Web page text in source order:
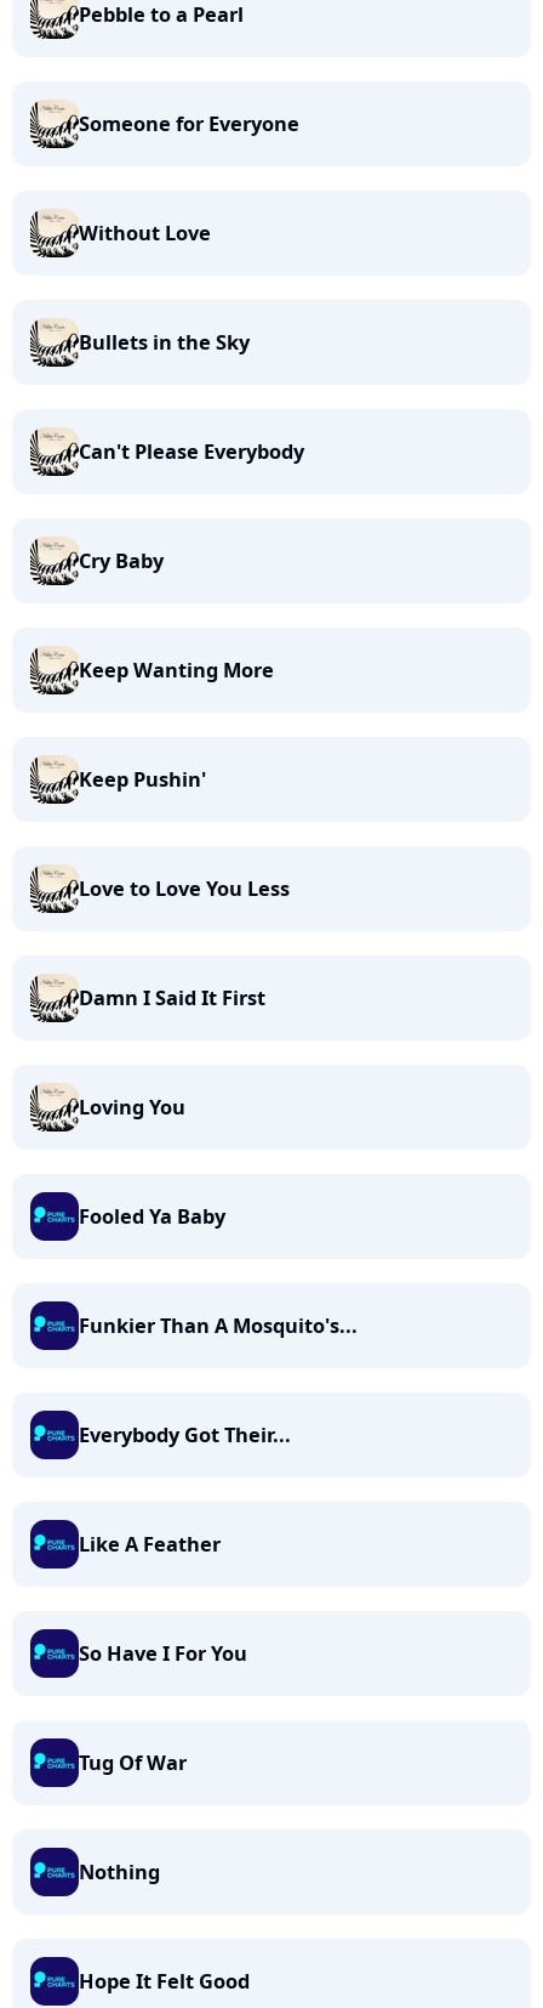
Pebble to a Pearl
Someone for Everyone
Without Love
Bullets in the Sky
Can't Please Everybody
Cry Baby
Keep Wanting More
Keep Pushin'
Love to Love You Less
Damn I Said It First
Loving You
Fooled Ya Baby
Funkier Than A Mosquito's...
Everybody Got Their...
Like A Feather
So Have I For You
Tug Of War
Nothing
Hope It Felt Good